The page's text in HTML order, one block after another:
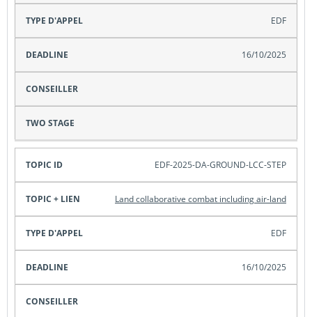
EDF
16/10/2025
EDF-2025-DA-GROUND-LCC-STEP
Land collaborative combat including air-land
EDF
16/10/2025